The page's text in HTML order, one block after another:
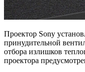
Проектор Sony
принудительной
отбора излишков
проектора